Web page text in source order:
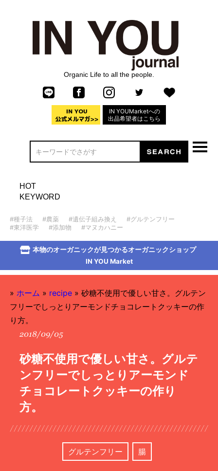
Organic Life to all the people.
IN YOUMarketへの
出品希望者はこちら
HOT
KEYWORD
#種子法 #農薬 #遺伝子組み換え
#グルテンフリー
#東洋医学
#添加物 #マヌカハニー
本物のオーガニックが見つかるオーガニックショップ
IN YOU Market
» ホーム » recipe » 砂糖不使用で優しい甘さ。グルテン
フリーでしっとりアーモンドチョコレートクッキーの作
り方。
2018/09/05
砂糖不使用で優しい甘さ。グルテ
ンフリーでしっとりアーモンド
チョコレートクッキーの作り
方。
グルテンフリー 腸